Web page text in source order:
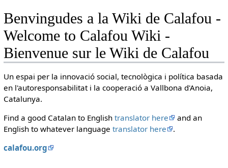
Benvingudes a la Wiki de Calafou -
Welcome to Calafou Wiki -
Bienvenue sur le Wiki de Calafou
Un espai per la innovació social, tecnològica i política basada
en l'autoresponsabilitat i la cooperació a Vallbona d'Anoia,
Catalunya.
Find a good Catalan to English translator here
and an
English to whatever language translator here
.
calafou.org